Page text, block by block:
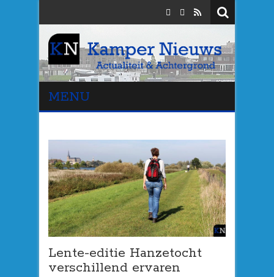
MENU
Lente-editie Hanzetocht
verschillend ervaren